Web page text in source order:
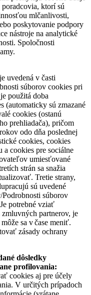
ktorí sú
mlčanlivosti,
poskytovanie podpory
nástroje na analytické
Spoločnosti
uvedená v časti
súborov cookies pri
použitá doba
(automaticky sú zmazané
cookies (ostanú
prehliadača), pričom
odo dňa poslednej
cookies, cookies
a cookies pre sociálne
umiesťované
strán sa snažia
Tretie strany,
sú uvedené
súborov
potrebné vziať
partnerov, je
sa v čase meniť.
zásady ochrany
dôsledky
profilovania:
cookies aj pre účely
V určitých prípadoch